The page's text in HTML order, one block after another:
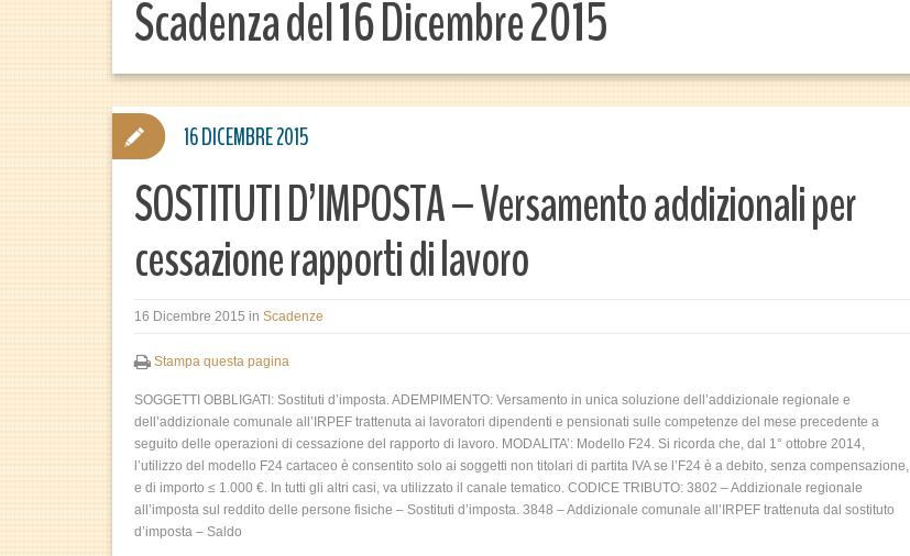
Scadenza del 16 Dicembre 2015
SOSTITUTI D’IMPOSTA – Versamento addizionali per
cessazione rapporti di lavoro
16 Dicembre 2015 in Scadenze
Stampa questa pagina
SOGGETTI OBBLIGATI: Sostituti d’imposta. ADEMPIMENTO: Versamento in unica soluzione dell’addizionale regionale e
dell’addizionale comunale all’IRPEF trattenuta ai lavoratori dipendenti e pensionati sulle competenze del mese precedente a
seguito delle operazioni di cessazione del rapporto di lavoro. MODALITA’: Modello F24. Si ricorda che, dal 1° ottobre 2014,
l’utilizzo del modello F24 cartaceo è consentito solo ai soggetti non titolari di partita IVA se l’F24 è a debito, senza compensazione,
e di importo ≤ 1.000 €. In tutti gli altri casi, va utilizzato il canale tematico. CODICE TRIBUTO: 3802 – Addizionale regionale
all’imposta sul reddito delle persone fisiche – Sostituti d’imposta. 3848 – Addizionale comunale all’IRPEF trattenuta dal sostituto
d’imposta – Saldo
16 DICEMBRE 2015